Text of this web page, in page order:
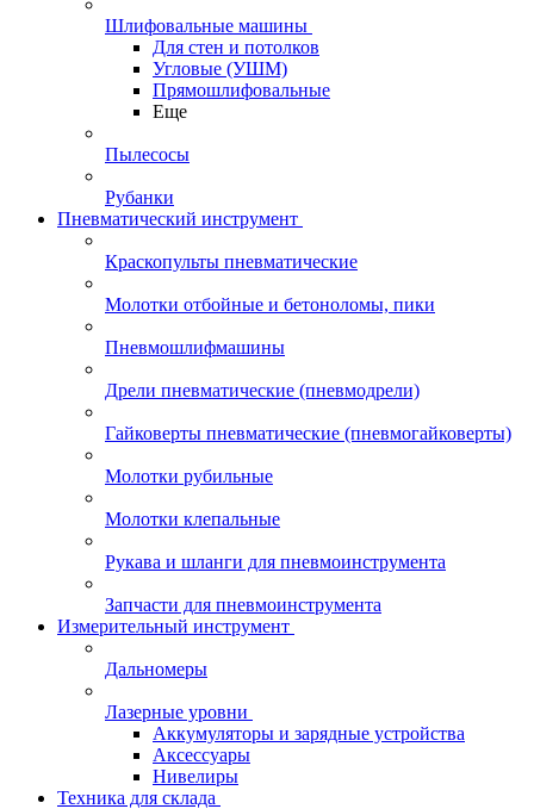
Шлифовальные машины
Для стен и потолков
Угловые (УШМ)
Прямошлифовальные
Еще
Пылесосы
Рубанки
Пневматический инструмент
Краскопульты пневматические
Молотки отбойные и бетоноломы, пики
Пневмошлифмашины
Дрели пневматические (пневмодрели)
Гайковерты пневматические (пневмогайковерты)
Молотки рубильные
Молотки клепальные
Рукава и шланги для пневмоинструмента
Запчасти для пневмоинструмента
Измерительный инструмент
Дальномеры
Лазерные уровни
Аккумуляторы и зарядные устройства
Аксессуары
Нивелиры
Техника для склада